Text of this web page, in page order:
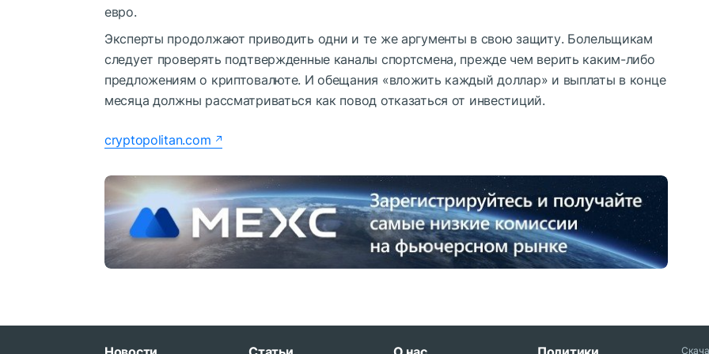
евро.
Эксперты продолжают приводить одни и те же аргументы в свою защиту. Болельщикам
следует проверять подтвержденные каналы спортсмена, прежде чем верить каким-либо
предложениям о криптовалюте. И обещания «вложить каждый доллар» и выплаты в конце
месяца должны рассматриваться как повод отказаться от инвестиций.
cryptopolitan.com